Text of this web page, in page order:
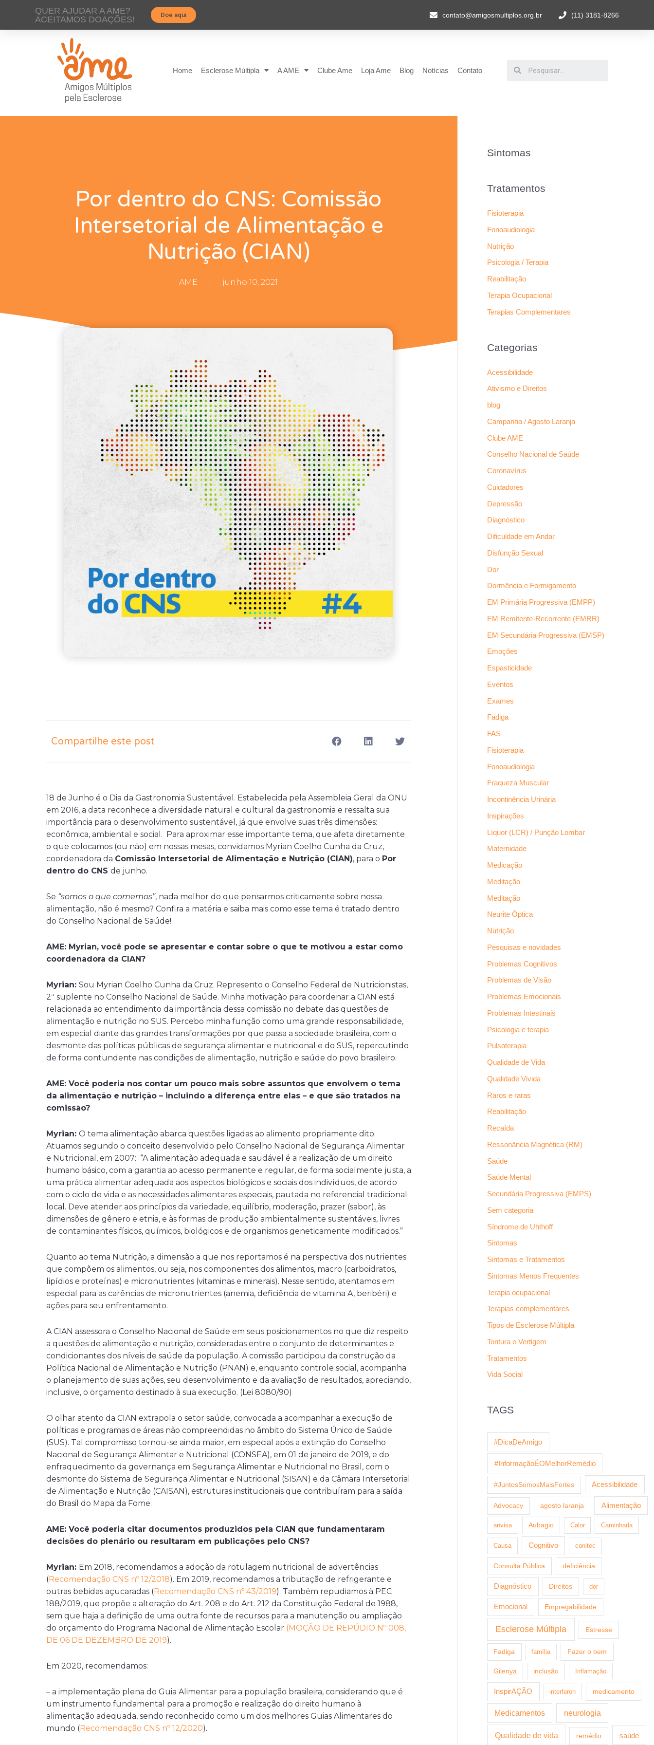
QUER AJUDAR A AME?
ACEITAMOS DOAÇÕES!
Doe aqui contato@amigosmultiplos.org.br (11) 3181-8266
Home Esclerose Múltipla A AME Clube Ame Loja Ame Blog Notícias Contato
Por dentro do CNS: Comissão
Intersetorial de Alimentação e
Nutrição (CIAN)
AME junho 10, 2021
Compartilhe este post
18 de Junho é o Dia da Gastronomia Sustentável. Estabelecida pela Assembleia Geral da ONU
em 2016, a data reconhece a diversidade natural e cultural da gastronomia e ressalta sua
importância para o desenvolvimento sustentável, já que envolve suas três dimensões:
econômica, ambiental e social. Para aproximar esse importante tema, que afeta diretamente
o que colocamos (ou não) em nossas mesas, convidamos Myrian Coelho Cunha da Cruz,
coordenadora da Comissão Intersetorial de Alimentação e Nutrição (CIAN), para o Por
dentro do CNS de junho.
Se “somos o que comemos”, nada melhor do que pensarmos criticamente sobre nossa
alimentação, não é mesmo? Confira a matéria e saiba mais como esse tema é tratado dentro
do Conselho Nacional de Saúde!
AME: Myrian, você pode se apresentar e contar sobre o que te motivou a estar como
coordenadora da CIAN?
Myrian: Sou Myrian Coelho Cunha da Cruz. Represento o Conselho Federal de Nutricionistas,
2ª suplente no Conselho Nacional de Saúde. Minha motivação para coordenar a CIAN está
relacionada ao entendimento da importância dessa comissão no debate das questões de
alimentação e nutrição no SUS. Percebo minha função como uma grande responsabilidade,
em especial diante das grandes transformações por que passa a sociedade brasileira, com o
desmonte das políticas públicas de segurança alimentar e nutricional e do SUS, repercutindo
de forma contundente nas condições de alimentação, nutrição e saúde do povo brasileiro.
AME: Você poderia nos contar um pouco mais sobre assuntos que envolvem o tema
da alimentação e nutrição – incluindo a diferença entre elas – e que são tratados na
comissão?
Myrian: O tema alimentação abarca questões ligadas ao alimento propriamente dito.
Atuamos segundo o conceito desenvolvido pelo Conselho Nacional de Segurança Alimentar
e Nutricional, em 2007: “A alimentação adequada e saudável é a realização de um direito
humano básico, com a garantia ao acesso permanente e regular, de forma socialmente justa, a
uma prática alimentar adequada aos aspectos biológicos e sociais dos indivíduos, de acordo
com o ciclo de vida e as necessidades alimentares especiais, pautada no referencial tradicional
local. Deve atender aos princípios da variedade, equilíbrio, moderação, prazer (sabor), às
dimensões de gênero e etnia, e às formas de produção ambientalmente sustentáveis, livres
de contaminantes físicos, químicos, biológicos e de organismos geneticamente modificados.”
Quanto ao tema Nutrição, a dimensão a que nos reportamos é na perspectiva dos nutrientes
que compõem os alimentos, ou seja, nos componentes dos alimentos, macro (carboidratos,
lipídios e proteínas) e micronutrientes (vitaminas e minerais). Nesse sentido, atentamos em
especial para as carências de micronutrientes (anemia, deficiência de vitamina A, beribéri) e
ações para seu enfrentamento.
A CIAN assessora o Conselho Nacional de Saúde em seus posicionamentos no que diz respeito
a questões de alimentação e nutrição, consideradas entre o conjunto de determinantes e
condicionantes dos níveis de saúde da população. A comissão participou da construção da
Política Nacional de Alimentação e Nutrição (PNAN) e, enquanto controle social, acompanha
o planejamento de suas ações, seu desenvolvimento e da avaliação de resultados, apreciando,
inclusive, o orçamento destinado à sua execução. (Lei 8080/90)
O olhar atento da CIAN extrapola o setor saúde, convocada a acompanhar a execução de
políticas e programas de áreas não compreendidas no âmbito do Sistema Único de Saúde
(SUS). Tal compromisso tornou-se ainda maior, em especial após a extinção do Conselho
Nacional de Segurança Alimentar e Nutricional (CONSEA), em 01 de janeiro de 2019, e do
enfraquecimento da governança em Segurança Alimentar e Nutricional no Brasil, com o
desmonte do Sistema de Segurança Alimentar e Nutricional (SISAN) e da Câmara Intersetorial
de Alimentação e Nutrição (CAISAN), estruturas institucionais que contribuíram para a saída
do Brasil do Mapa da Fome.
AME: Você poderia citar documentos produzidos pela CIAN que fundamentaram
decisões do plenário ou resultaram em publicações pelo CNS?
Myrian: Em 2018, recomendamos a adoção da rotulagem nutricional de advertências
(Recomendação CNS nº 12/2018). Em 2019, recomendamos a tributação de refrigerante e
outras bebidas açucaradas (Recomendação CNS nº 43/2019). Também repudiamos à PEC
188/2019, que propõe a alteração do Art. 208 e do Art. 212 da Constituição Federal de 1988,
sem que haja a definição de uma outra fonte de recursos para a manutenção ou ampliação
do orçamento do Programa Nacional de Alimentação Escolar (MOÇÃO DE REPÚDIO Nº 008,
DE 06 DE DEZEMBRO DE 2019).
Em 2020, recomendamos:
– a implementação plena do Guia Alimentar para a população brasileira, considerando que é
um instrumento fundamental para a promoção e realização do direito humano à
alimentação adequada, sendo reconhecido como um dos melhores Guias Alimentares do
mundo (Recomendação CNS nº 12/2020).
Sintomas
Tratamentos
Fisioterapia
Fonoaudiologia
Nutrição
Psicologia / Terapia
Reabilitação
Terapia Ocupacional
Terapias Complementares
Categorias
Acessibilidade
Ativismo e Direitos
blog
Campanha / Agosto Laranja
Clube AME
Conselho Nacional de Saúde
Coronavírus
Cuidadores
Depressão
Diagnóstico
Dificuldade em Andar
Disfunção Sexual
Dor
Dormência e Formigamento
EM Primária Progressiva (EMPP)
EM Remitente-Recorrente (EMRR)
EM Secundária Progressiva (EMSP)
Emoções
Espasticidade
Eventos
Exames
Fadiga
FAS
Fisioterapia
Fonoaudiologia
Fraqueza Muscular
Incontinência Urinária
Inspirações
Líquor (LCR) / Punção Lombar
Maternidade
Medicação
Meditação
Meditação
Neurite Óptica
Nutrição
Pesquisas e novidades
Problemas Cognitivos
Problemas de Visão
Problemas Emocionais
Problemas Intestinais
Psicologia e terapia
Pulsoterapia
Qualidade de Vida
Qualidade Vivida
Raros e raras
Reabilitação
Recaída
Ressonância Magnética (RM)
Saúde
Saúde Mental
Secundária Progressiva (EMPS)
Sem categoria
Síndrome de Uhthoff
Sintomas
Sintomas e Tratamentos
Sintomas Menos Frequentes
Terapia ocupacional
Terapias complementares
Tipos de Esclerose Múltipla
Tontura e Vertigem
Tratamentos
Vida Social
TAGS
#DicaDeAmigo
#InformaçãoÉOMelhorRemédio
#JuntosSomosMaisFortes Acessibilidade
Advocacy agosto laranja Alimentação
anvisa Aubagio Calor Caminhada
Causa Cognitivo conitec
Consulta Pública deficiência
Diagnóstico Direitos dor
Emocional Empregabilidade
Esclerose Múltipla Estresse
Fadiga família Fazer o bem
Gilenya inclusão Inflamação
InspirAÇÃO interferon medicamento
Medicamentos neurologia
Qualidade de vida remédio saúde